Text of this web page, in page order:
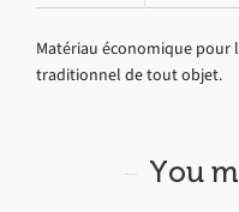
Matériau économique pour
traditionnel de tout objet.
You